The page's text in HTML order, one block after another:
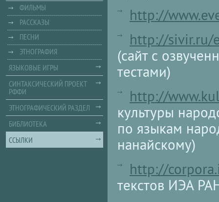
http://
http://sivir.ru/
(сайт с
тестами)
http://
культуры
по языкам
нанайскому)
http://
текстов ИЭА
ФИЛЬМЫ
РАССКАЗЫ
ПЕСНИ
ЭТНОГРАФИЯ
ЯЗЫКОВЫЕ ИГРЫ
СИНТАКСИЧЕСКИЙ ПРОЕКТ
РФФИ
ЭТНОГРАФИЧЕСКИЙ РАЗДЕЛ
БИБЛИОТЕКА
ССЫЛКИ